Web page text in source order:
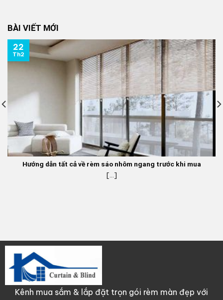
BÀI VIẾT MỚI
Hướng dẫn tất cả về rèm sáo nhôm ngang trước khi mua
[...]
22
Th2
Kênh mua sắm & lắp đặt trọn gói rèm màn đẹp với